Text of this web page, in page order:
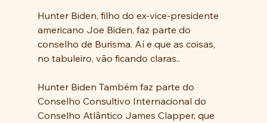
Hunter Biden, filho do ex-vice-presidente
americano Joe Biden, faz parte do
conselho de Burisma. Aí e que as coisas,
no tabuleiro, vão ficando claras..
Hunter Biden Também faz parte do
Conselho Consultivo Internacional do
Conselho Atlântico James Clapper, que